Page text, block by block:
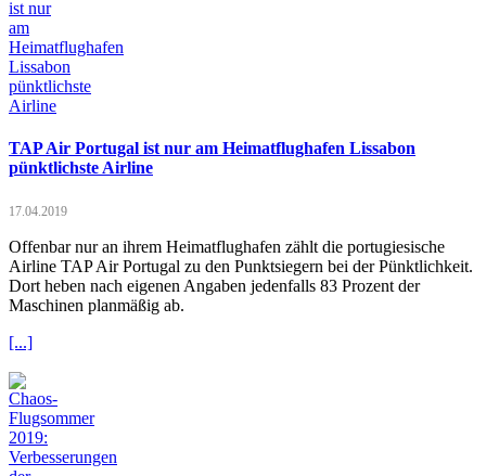
TAP Air Portugal ist nur am Heimatflughafen Lissabon
pünktlichste Airline
17.04.2019
Offenbar nur an ihrem Heimatflughafen zählt die portugiesische
Airline TAP Air Portugal zu den Punktsiegern bei der Pünktlichkeit.
Dort heben nach eigenen Angaben jedenfalls 83 Prozent der
Maschinen planmäßig ab.
[...]